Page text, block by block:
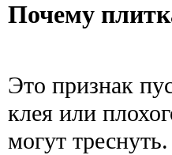
Почему
Это признак
клея или
могут треснуть.